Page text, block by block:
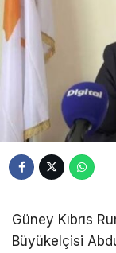
Güney Kıbrıs
Büyükelçisi